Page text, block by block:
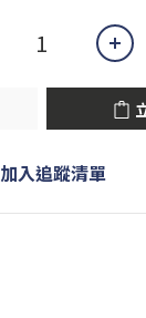
加入追蹤清單